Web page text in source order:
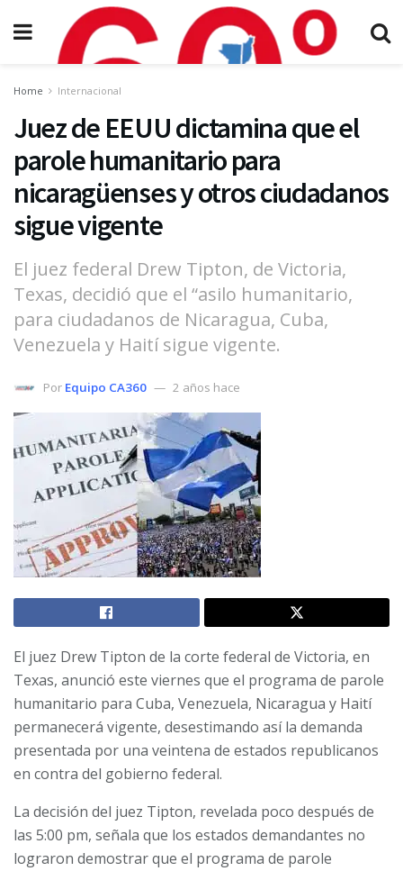
Home Internacional
Juez de EEUU dictamina que el
parole humanitario para
nicaragüenses y otros ciudadanos
sigue vigente
El juez federal Drew Tipton, de Victoria,
Texas, decidió que el “asilo humanitario,
para ciudadanos de Nicaragua, Cuba,
Venezuela y Haití sigue vigente.
Por Equipo CA360 2 años hace
El juez Drew Tipton de la corte federal de Victoria, en
Texas, anunció este viernes que el programa de parole
humanitario para Cuba, Venezuela, Nicaragua y Haití
permanecerá vigente, desestimando así la demanda
presentada por una veintena de estados republicanos
en contra del gobierno federal.
La decisión del juez Tipton, revelada poco después de
las 5:00 pm, señala que los estados demandantes no
lograron demostrar que el programa de parole